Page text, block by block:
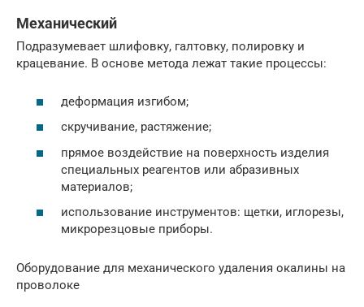
Механический
Подразумевает шлифовку, галтовку, полировку и
крацевание. В основе метода лежат такие процессы:
деформация изгибом;
скручивание, растяжение;
прямое воздействие на поверхность изделия
специальных реагентов или абразивных
материалов;
использование инструментов: щетки, иглорезы,
микрорезцовые приборы.
Оборудование для механического удаления окалины на
проволоке